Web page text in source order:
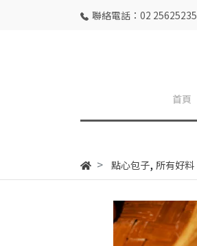
聯絡電話：02 25625235
首頁
點心包子, 所有好料